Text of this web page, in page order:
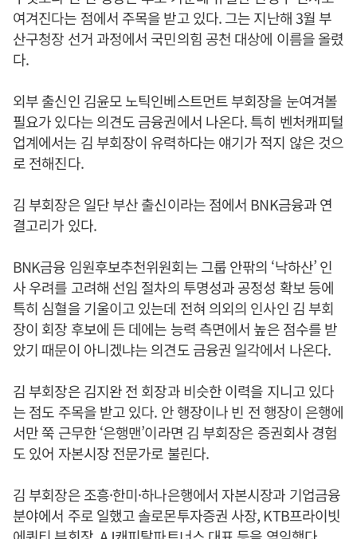
여겨진다는 점에서 주목을 받고 있다. 그는 지난해 3월 부
산구청장 선거 과정에서 국민의힘 공천 대상에 이름을 올렸
다.
외부 출신인 김윤모 노틱인베스트먼트 부회장을 눈여겨볼
필요가 있다는 의견도 금융권에서 나온다. 특히 벤처캐피털
업계에서는 김 부회장이 유력하다는 얘기가 적지 않은 것으
로 전해진다.
김 부회장은 일단 부산 출신이라는 점에서 BNK금융과 연
결고리가 있다.
BNK금융 임원후보추천위원회는 그룹 안팎의 ‘낙하산’ 인
사 우려를 고려해 선임 절차의 투명성과 공정성 확보 등에
특히 심혈을 기울이고 있는데 전혀 의외의 인사인 김 부회
장이 회장 후보에 든 데에는 능력 측면에서 높은 점수를 받
았기 때문이 아니겠냐는 의견도 금융권 일각에서 나온다.
김 부회장은 김지완 전 회장과 비슷한 이력을 지니고 있다
는 점도 주목을 받고 있다. 안 행장이나 빈 전 행장이 은행에
서만 쭉 근무한 ‘은행맨’이라면 김 부회장은 증권회사 경험
도 있어 자본시장 전문가로 불린다.
김 부회장은 조흥·한미·하나은행에서 자본시장과 기업금융
분야에서 주로 일했고 솔로몬투자증권 사장, KTB프라이빗